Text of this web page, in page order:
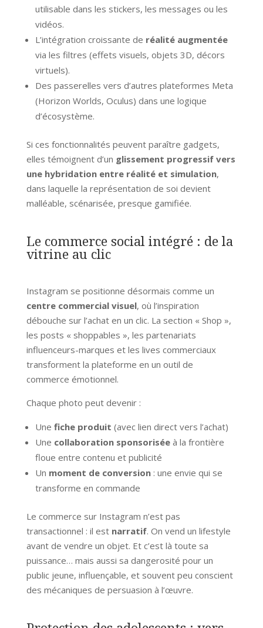
utilisable dans les stickers, les messages ou les
vidéos.
L’intégration croissante de réalité augmentée
via les filtres (effets visuels, objets 3D, décors
virtuels).
Des passerelles vers d’autres plateformes Meta
(Horizon Worlds, Oculus) dans une logique
d’écosystème.
Si ces fonctionnalités peuvent paraître gadgets,
elles témoignent d’un glissement progressif vers
une hybridation entre réalité et simulation,
dans laquelle la représentation de soi devient
malléable, scénarisée, presque gamifiée.
Le commerce social intégré : de la
vitrine au clic
Instagram se positionne désormais comme un
centre commercial visuel, où l’inspiration
débouche sur l’achat en un clic. La section « Shop »,
les posts « shoppables », les partenariats
influenceurs-marques et les lives commerciaux
transforment la plateforme en un outil de
commerce émotionnel.
Chaque photo peut devenir :
Une fiche produit (avec lien direct vers l’achat)
Une collaboration sponsoriséeà la frontière
floue entre contenu et publicité
Un moment de conversion: une envie qui se
transforme en commande
Le commerce sur Instagram n’est pas
transactionnel : il est narratif. On vend un lifestyle
avant de vendre un objet. Et c’est là toute sa
puissance… mais aussi sa dangerosité pour un
public jeune, influençable, et souvent peu conscient
des mécaniques de persuasion à l’œuvre.